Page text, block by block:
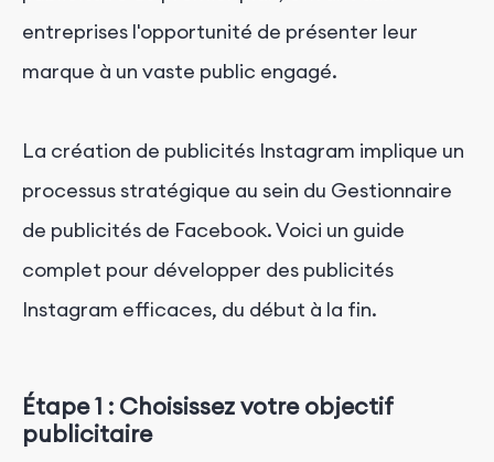
publicitaires
Instagram
entreprises l'opportunité de présenter leur
marque à un vaste public engagé.
La création de publicités Instagram implique un
processus stratégique au sein du Gestionnaire
de publicités de Facebook. Voici un guide
complet pour développer des publicités
Instagram efficaces, du début à la fin.
Étape 1 : Choisissez votre objectif
publicitaire